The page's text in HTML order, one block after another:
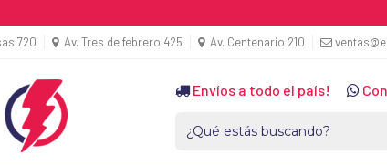
720 Av. Tres de febrero 425 Av. Centenario 210
Envíos a todo el país!